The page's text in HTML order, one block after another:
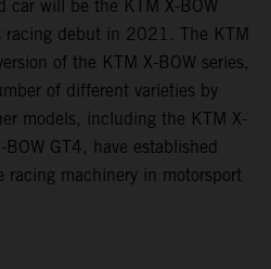
car will be the KTM X-BOW
racing debut in 2021. The KTM
of the KTM X-BOW series,
of different varieties by
models, including the KTM X-
GT4, have established
racing machinery in motorsport